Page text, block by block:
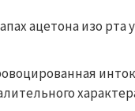
ацетона изо рта